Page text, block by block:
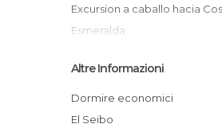
Excursion a caballo hacia Costa
Esmeralda
Playa Costa Esmeralda
Altre Informazioni
Dormire economici
El Seibo